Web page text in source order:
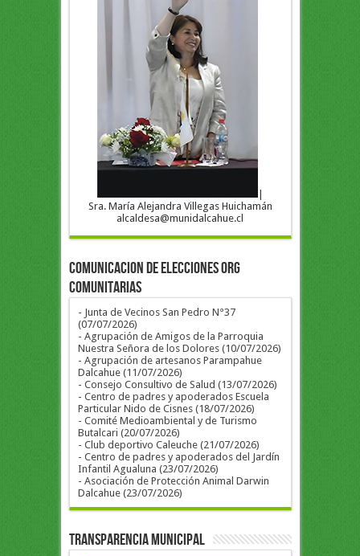
Sra. María Alejandra Villegas Huichamán
alcaldesa@munidalcahue.cl
COMUNICACION DE ELECCIONES ORG
COMUNITARIAS
- Junta de Vecinos San Pedro N°37
(07/07/2026)
- Agrupación de Amigos de la Parroquia
Nuestra Señora de los Dolores (10/07/2026)
- Agrupación de artesanos Parampahue
Dalcahue (11/07/2026)
- Consejo Consultivo de Salud (13/07/2026)
- Centro de padres y apoderados Escuela
Particular Nido de Cisnes (18/07/2026)
- Comité Medioambiental y de Turismo
Butalcari (20/07/2026)
- Club deportivo Caleuche (21/07/2026)
- Centro de padres y apoderados del Jardín
Infantil Agualuna (23/07/2026)
- Asociación de Protección Animal Darwin
Dalcahue (23/07/2026)
Transparencia Municipal